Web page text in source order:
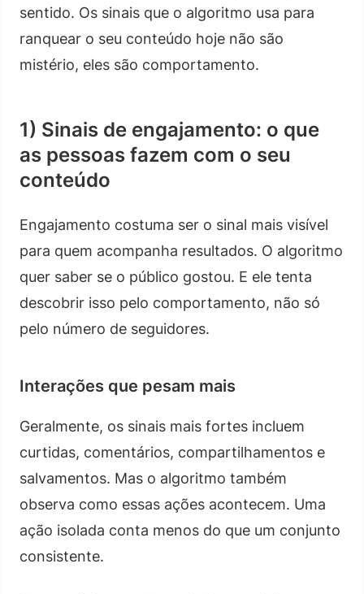
sentido. Os sinais que o algoritmo usa para
ranquear o seu conteúdo hoje não são
mistério, eles são comportamento.
1) Sinais de engajamento: o que
as pessoas fazem com o seu
conteúdo
Engajamento costuma ser o sinal mais visível
para quem acompanha resultados. O algoritmo
quer saber se o público gostou. E ele tenta
descobrir isso pelo comportamento, não só
pelo número de seguidores.
Interações que pesam mais
Geralmente, os sinais mais fortes incluem
curtidas, comentários, compartilhamentos e
salvamentos. Mas o algoritmo também
observa como essas ações acontecem. Uma
ação isolada conta menos do que um conjunto
consistente.